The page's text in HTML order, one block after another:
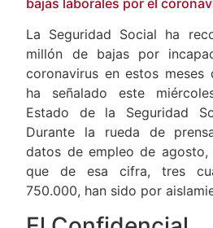
La Seguridad Social ha
millón de bajas por
coronavirus en estos meses
ha señalado este
Estado de la Seguridad
Durante la rueda de
datos de empleo de agosto,
que de esa cifra, tres